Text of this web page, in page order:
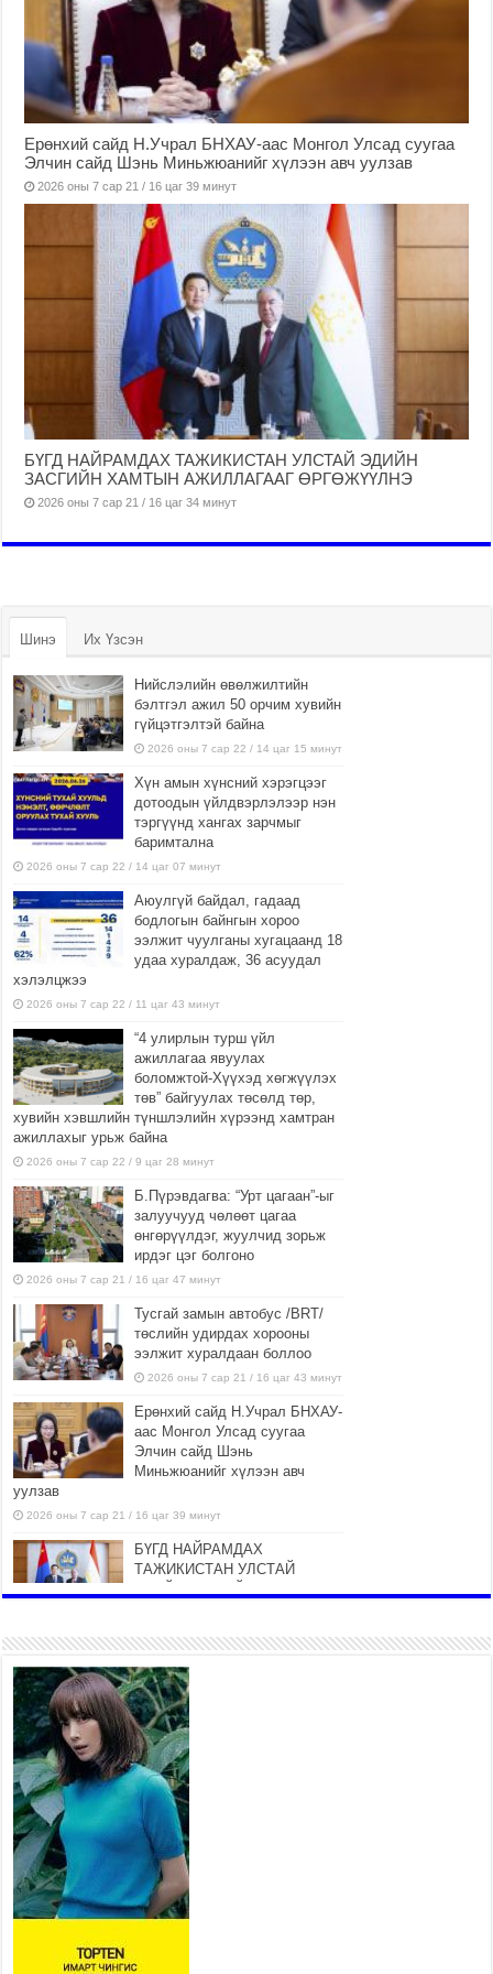
Ерөнхий сайд Н.Учрал БНХАУ-аас Монгол Улсад суугаа
Элчин сайд Шэнь Миньжюанийг хүлээн авч уулзав
2026 оны 7 сар 21 / 16 цаг 39 минут
БҮГД НАЙРАМДАХ ТАЖИКИСТАН УЛСТАЙ ЭДИЙН
ЗАСГИЙН ХАМТЫН АЖИЛЛАГААГ ӨРГӨЖҮҮЛНЭ
2026 оны 7 сар 21 / 16 цаг 34 минут
Шинэ Их Үзсэн
Нийслэлийн өвөлжилтийн
бэлтгэл ажил 50 орчим хувийн
гүйцэтгэлтэй байна
2026 оны 7 сар 22 / 14 цаг 15 минут
Хүн амын хүнсний хэрэгцээг
дотоодын үйлдвэрлэлээр нэн
тэргүүнд хангах зарчмыг
баримтална
2026 оны 7 сар 22 / 14 цаг 07 минут
Аюулгүй байдал, гадаад
бодлогын байнгын хороо
ээлжит чуулганы хугацаанд 18
удаа хуралдаж, 36 асуудал
хэлэлцжээ
2026 оны 7 сар 22 / 11 цаг 43 минут
“4 улирлын турш үйл
ажиллагаа явуулах
боломжтой-Хүүхэд хөгжүүлэх
төв” байгуулах төсөлд төр,
хувийн хэвшлийн түншлэлийн хүрээнд хамтран
ажиллахыг урьж байна
2026 оны 7 сар 22 / 9 цаг 28 минут
Б.Пүрэвдагва: “Урт цагаан”-ыг
залуучууд чөлөөт цагаа
өнгөрүүлдэг, жуулчид зорьж
ирдэг цэг болгоно
2026 оны 7 сар 21 / 16 цаг 47 минут
Тусгай замын автобус /BRT/
төслийн удирдах хорооны
ээлжит хуралдаан боллоо
2026 оны 7 сар 21 / 16 цаг 43 минут
Ерөнхий сайд Н.Учрал БНХАУ-
аас Монгол Улсад суугаа
Элчин сайд Шэнь
Миньжюанийг хүлээн авч
уулзав
2026 оны 7 сар 21 / 16 цаг 39 минут
БҮГД НАЙРАМДАХ
ТАЖИКИСТАН УЛСТАЙ
26,992 суралцагч хотхоны бага
сургуульд, 8100 суралцагч
төрөлжсөн ахлах сургуульд
суралцана
2026 оны 7 сар 21 / 13 цаг 43 минут
COP17 хурлын үеэрх замын
хөдөлгөөн, нийтийн тээврийн
зохицуулалт, сургууль,
цэцэрлэг, зах, худалдааны
төвийн ажиллах хуваарийг гаргаж, иргэдэд
мэдээлэхийг үүрэг болголоо
2026 оны 7 сар 21 / 11 цаг 59 минут
Гэр бүлийн хэрэг шүүхэд хянан шийдвэрлэх
тухай хуулиар хүүхдийн дээд ашиг сонирхлыг